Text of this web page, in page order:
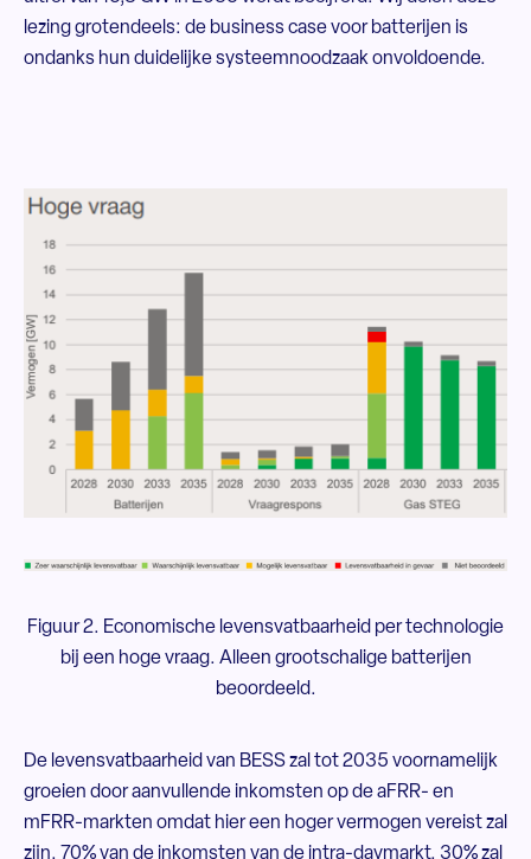
lezing grotendeels: de business case voor batterijen is
ondanks hun duidelijke systeemnoodzaak onvoldoende.
Figuur 2. Economische levensvatbaarheid per technologie
bij een hoge vraag. Alleen grootschalige batterijen
beoordeeld.
De levensvatbaarheid van BESS zal tot 2035 voornamelijk
groeien door aanvullende inkomsten op de aFRR- en
mFRR-markten omdat hier een hoger vermogen vereist zal
zijn. 70% van de inkomsten van de intra-daymarkt, 30% zal